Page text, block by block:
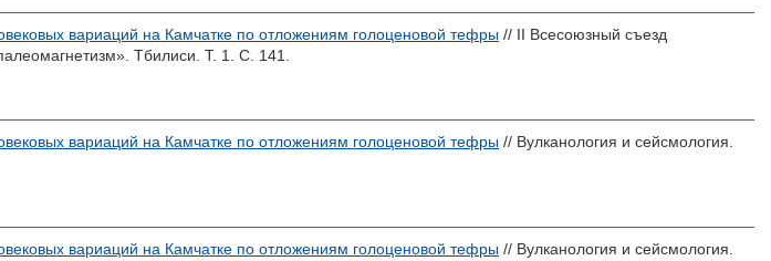
вариаций на Камчатке по отложениям голоценовой тефры // II Всесоюзный съезд
Тбилиси. Т. 1. С. 141.
вариаций на Камчатке по отложениям голоценовой тефры // Вулканология и сейсмология.
вариаций на Камчатке по отложениям голоценовой тефры // Вулканология и сейсмология.